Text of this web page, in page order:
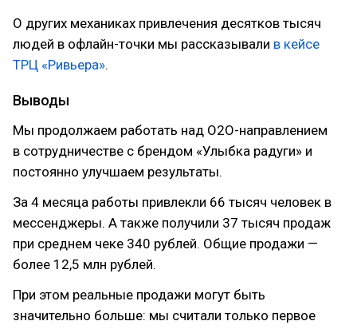
О других механиках привлечения десятков тысяч
людей в офлайн-точки мы рассказывали в кейсе
ТРЦ «Ривьера».
Выводы
Мы продолжаем работать над О2О-направлением
в сотрудничестве с брендом «Улыбка радуги» и
постоянно улучшаем результаты.
За 4 месяца работы привлекли 66 тысяч человек в
мессенджеры. А также получили 37 тысяч продаж
при среднем чеке 340 рублей. Общие продажи —
более 12,5 млн рублей.
При этом реальные продажи могут быть
значительно больше: мы считали только первое